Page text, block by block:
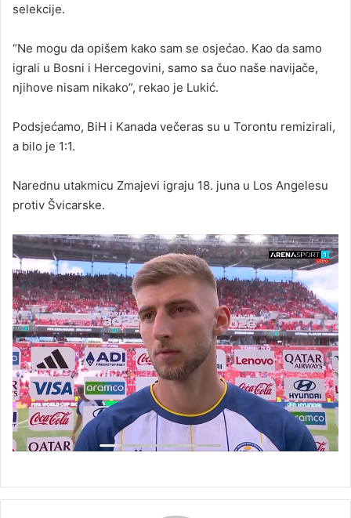
selekcije.
“Ne mogu da opišem kako sam se osjećao. Kao da samo
igrali u Bosni i Hercegovini, samo sa čuo naše navijače,
njihove nisam nikako”, rekao je Lukić.
Podsjećamo, BiH i Kanada večeras su u Torontu remizirali,
a bilo je 1:1.
Narednu utakmicu Zmajevi igraju 18. juna u Los Angelesu
protiv Švicarske.